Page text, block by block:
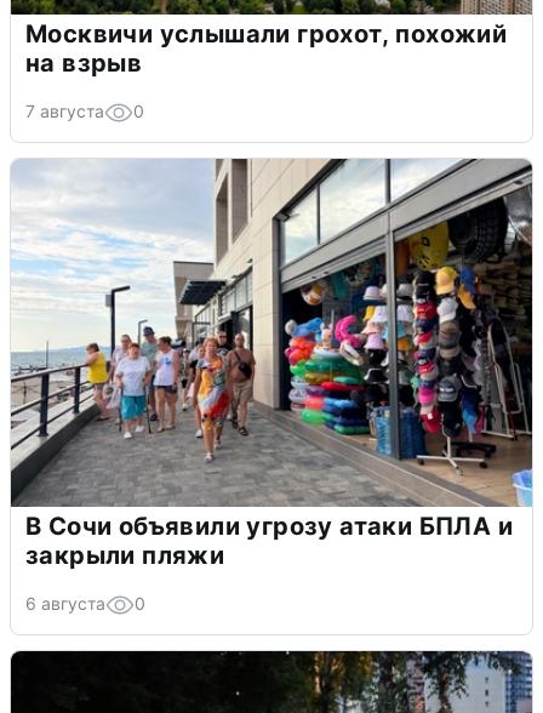
Москвичи услышали грохот, похожий
на взрыв
7 августа 0
В Сочи объявили угрозу атаки БПЛА и
закрыли пляжи
6 августа 0